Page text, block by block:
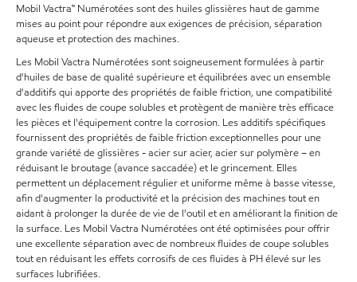
Mobil Vactra™ Numérotées sont des huiles glissières haut de gamme
mises au point pour répondre aux exigences de précision, séparation
aqueuse et protection des machines.
Les Mobil Vactra Numérotées sont soigneusement formulées à partir
d'huiles de base de qualité supérieure et équilibrées avec un ensemble
d'additifs qui apporte des propriétés de faible friction, une compatibilité
avec les fluides de coupe solubles et protègent de manière très efficace
les pièces et l'équipement contre la corrosion. Les additifs spécifiques
fournissent des propriétés de faible friction exceptionnelles pour une
grande variété de glissières - acier sur acier, acier sur polymère – en
réduisant le broutage (avance saccadée) et le grincement. Elles
permettent un déplacement régulier et uniforme même à basse vitesse,
afin d'augmenter la productivité et la précision des machines tout en
aidant à prolonger la durée de vie de l'outil et en améliorant la finition de
la surface. Les Mobil Vactra Numérotées ont été optimisées pour offrir
une excellente séparation avec de nombreux fluides de coupe solubles
tout en réduisant les effets corrosifs de ces fluides à PH élevé sur les
surfaces lubrifiées.